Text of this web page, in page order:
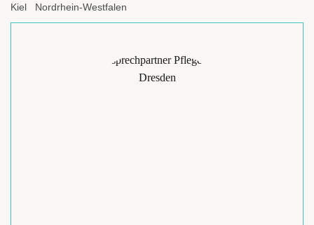
Kiel Nordrhein-Westfalen